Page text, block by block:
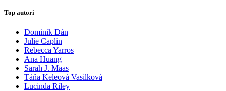
Top autori
Dominik Dán
Julie Caplin
Rebecca Yarros
Ana Huang
Sarah J. Maas
Táňa Keleová Vasilková
Lucinda Riley